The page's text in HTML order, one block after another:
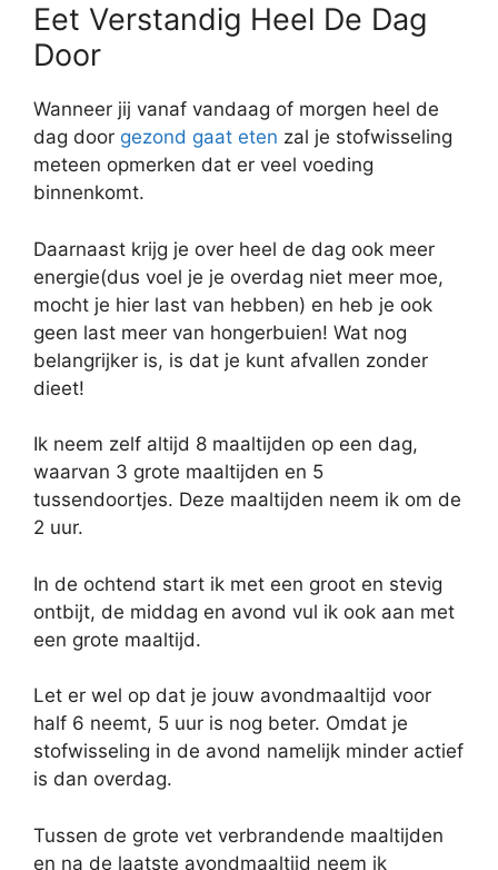
Eet Verstandig Heel De Dag
Door
Wanneer jij vanaf vandaag of morgen heel de
dag door gezond gaat eten zal je stofwisseling
meteen opmerken dat er veel voeding
binnenkomt.
Daarnaast krijg je over heel de dag ook meer
energie(dus voel je je overdag niet meer moe,
mocht je hier last van hebben) en heb je ook
geen last meer van hongerbuien! Wat nog
belangrijker is, is dat je kunt afvallen zonder
dieet!
Ik neem zelf altijd 8 maaltijden op een dag,
waarvan 3 grote maaltijden en 5
tussendoortjes. Deze maaltijden neem ik om de
2 uur.
In de ochtend start ik met een groot en stevig
ontbijt, de middag en avond vul ik ook aan met
een grote maaltijd.
Let er wel op dat je jouw avondmaaltijd voor
half 6 neemt, 5 uur is nog beter. Omdat je
stofwisseling in de avond namelijk minder actief
is dan overdag.
Tussen de grote vet verbrandende maaltijden
en na de laatste avondmaaltijd neem ik